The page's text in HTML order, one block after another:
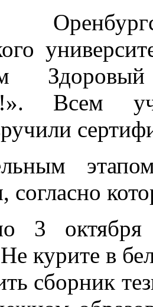
Всем
согласно
3 октября
курите в
сборник